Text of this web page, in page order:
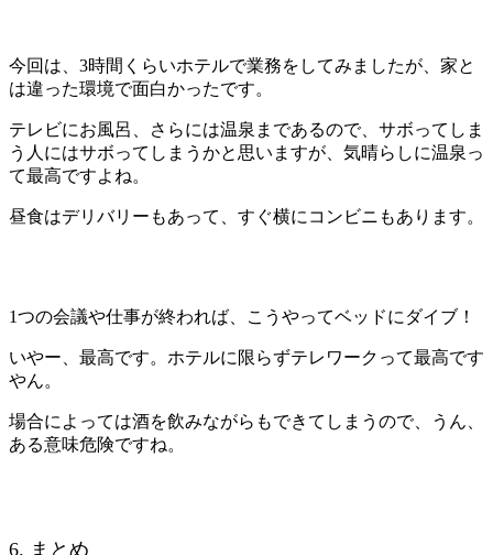
今回は、3時間くらいホテルで業務をしてみましたが、家と
は違った環境で面白かったです。
テレビにお風呂、さらには温泉まであるので、サボってしま
う人にはサボってしまうかと思いますが、気晴らしに温泉っ
て最高ですよね。
昼食はデリバリーもあって、すぐ横にコンビニもあります。
1つの会議や仕事が終われば、こうやってベッドにダイブ！
いやー、最高です。ホテルに限らずテレワークって最高です
やん。
場合によっては酒を飲みながらもできてしまうので、うん、
ある意味危険ですね。
6. まとめ